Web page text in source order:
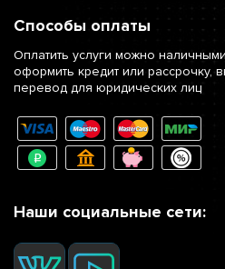
Способы оплаты
Оплатить услуги можно
оформить кредит или рассрочку,
перевод для юридических лиц
Наши социальные сети: